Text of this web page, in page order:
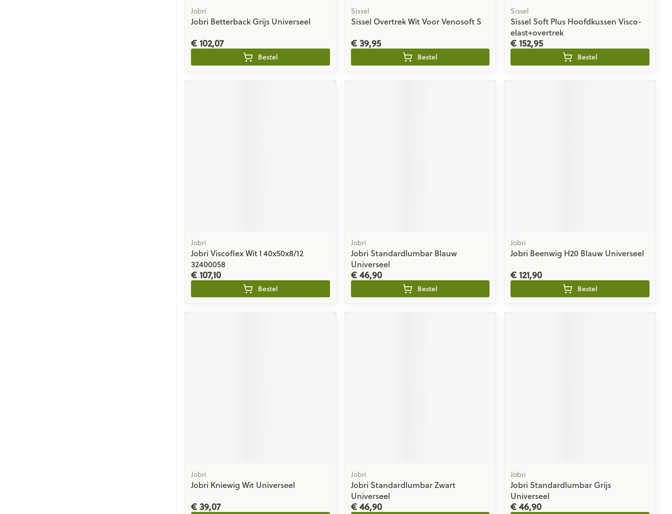
Jobri
Jobri Betterback Grijs Universeel
€ 102,07
Bestel
Sissel
Sissel Overtrek Wit Voor Venosoft S
€ 39,95
Bestel
Sissel
Sissel Soft Plus Hoofdkussen Visco-
elast+overtrek
€ 152,95
Bestel
Jobri
Jobri Viscoflex Wit l 40x50x8/12
32400058
€ 107,10
Bestel
Jobri
Jobri Standardlumbar Blauw
Universeel
€ 46,90
Bestel
Jobri
Jobri Beenwig H20 Blauw Universeel
€ 121,90
Bestel
Jobri
Jobri Kniewig Wit Universeel
€ 39,07
Jobri
Jobri Standardlumbar Zwart
Universeel
€ 46,90
Jobri
Jobri Standardlumbar Grijs
Universeel
€ 46,90